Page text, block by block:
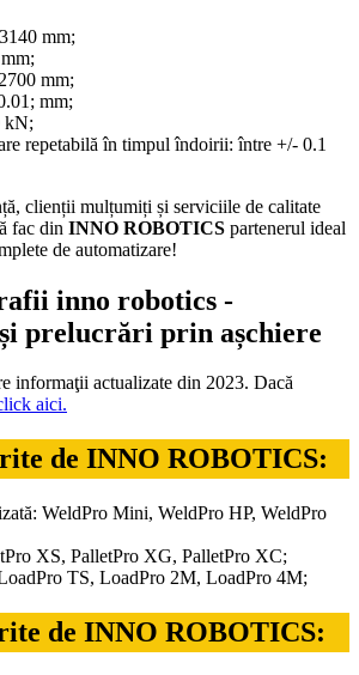
mm;
mm;
mm;
kN;
repetabilă în timpul îndoirii: între +/- 0.1
clienții mulțumiți și serviciile de calitate
fac din INNO ROBOTICS partenerul ideal
de automatizare!
inno robotics -
prelucrări prin așchiere
informaţii actualizate din 2023. Dacă
aici.
de INNO ROBOTICS:
WeldPro Mini, WeldPro HP, WeldPro
XS, PalletPro XG, PalletPro XC;
TS, LoadPro 2M, LoadPro 4M;
de INNO ROBOTICS: